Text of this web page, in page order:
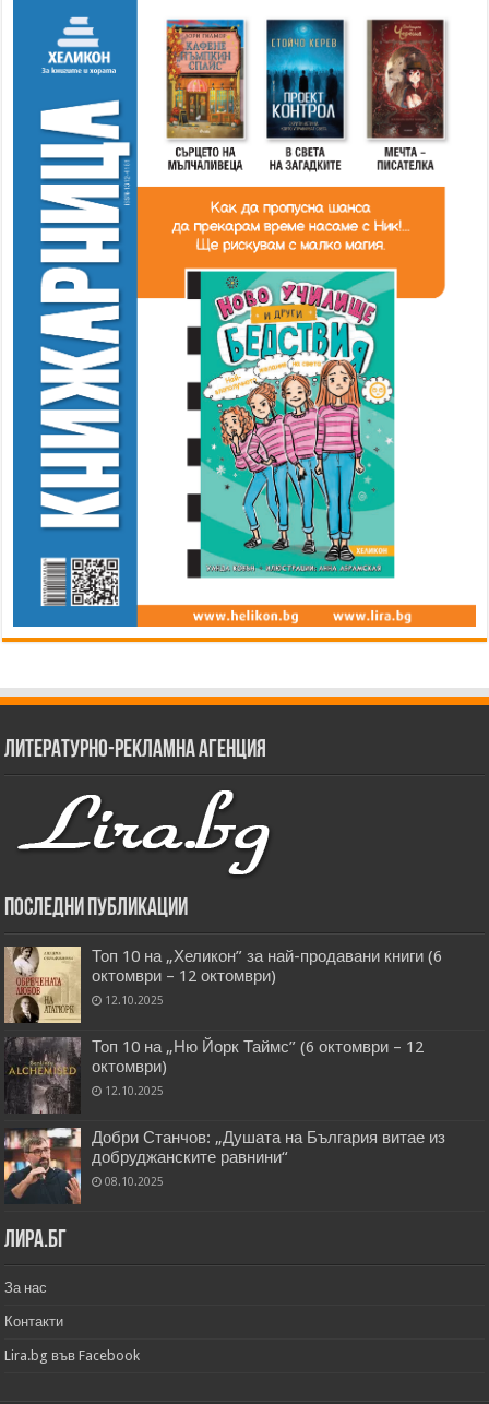
Литературно-рекламна агенция
Последни публикации
Топ 10 на „Хеликон” за най-продавани книги (6
октомври – 12 октомври)
12.10.2025
Топ 10 на „Ню Йорк Таймс” (6 октомври – 12
октомври)
12.10.2025
Добри Станчов: „Душата на България витае из
добруджанските равнини“
08.10.2025
Лира.бг
За нас
Контакти
Lira.bg във Facebook